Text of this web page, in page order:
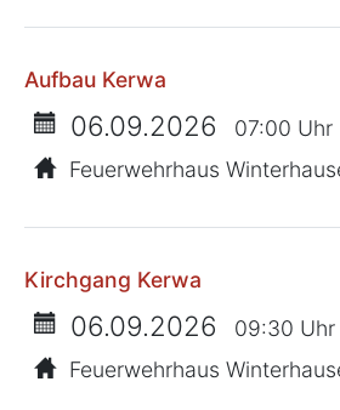
Aufbau Kerwa
06.09.2026
07:00 Uhr
Feuerwehrhaus
Kirchgang Kerwa
06.09.2026
09:30 Uhr
Feuerwehrhaus